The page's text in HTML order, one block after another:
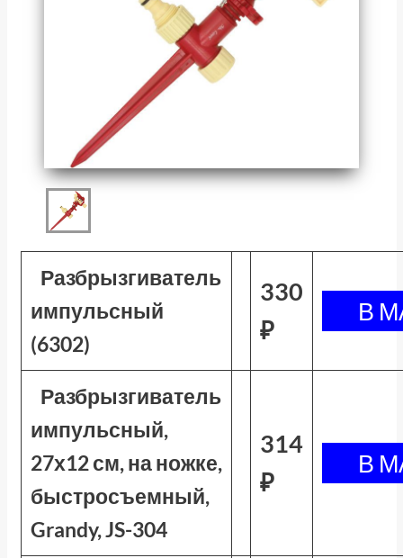
Разбрызгиватель
импульсный
(6302)
330
₽
Разбрызгиватель
импульсный,
27х12 см, на ножке,
быстросъемный,
Grandy, JS-304
314
₽